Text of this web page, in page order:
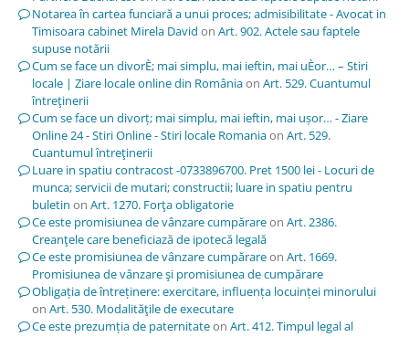
Notarea în cartea funciară a unui proces; admisibilitate - Avocat in
Timisoara cabinet Mirela David on Art. 902. Actele sau faptele
supuse notării
Cum se face un divorÈ; mai simplu, mai ieftin, mai uÈor… – Stiri
locale | Ziare locale online din Româniaon Art. 529. Cuantumul
întreţinerii
Cum se face un divorț; mai simplu, mai ieftin, mai ușor… - Ziare
Online 24 - Stiri Online - Stiri locale Romaniaon Art. 529.
Cuantumul întreţinerii
Luare in spatiu contracost -0733896700. Pret 1500 lei - Locuri de
munca; servicii de mutari; constructii; luare in spatiu pentru
buletin on Art. 1270. Forţa obligatorie
Ce este promisiunea de vânzare cumpărareon Art. 2386.
Creanţele care beneficiază de ipotecă legală
Ce este promisiunea de vânzare cumpărareon Art. 1669.
Promisiunea de vânzare şi promisiunea de cumpărare
Obligația de întreținere: exercitare, influența locuinței minorului
on Art. 530. Modalităţile de executare
Ce este prezumția de paternitateon Art. 412. Timpul legal al